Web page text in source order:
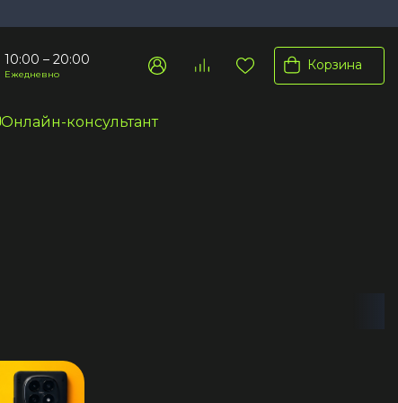
10:00 – 20:00
Ежедневно
Корзина
Онлайн-консультант